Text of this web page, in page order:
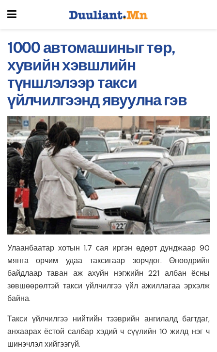
1000 автомашиныг төр,
хувийн хэвшлийн
түншлэлээр такси
үйлчилгээнд явуулна гэв
Улаанбаатар хотын 1.7 сая иргэн өдөрт дунджаар 90
мянга орчим удаа таксигаар зорчдог. Өнөөдрийн
байдлаар таван аж ахуйн нэгжийн 221 албан ёсны
зөвшөөрөлтэй такси үйлчилгээ үйл ажиллагаа эрхэлж
байна.
Такси үйлчилгээ нийтийн тээврийн ангилалд багтдаг,
анхаарах ёстой салбар хэдий ч сүүлийн 10 жилд нэг ч
шинэчлэл хийгээгүй.